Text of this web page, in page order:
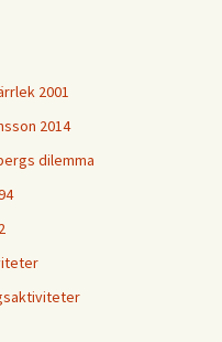
2001
2014
dilemma